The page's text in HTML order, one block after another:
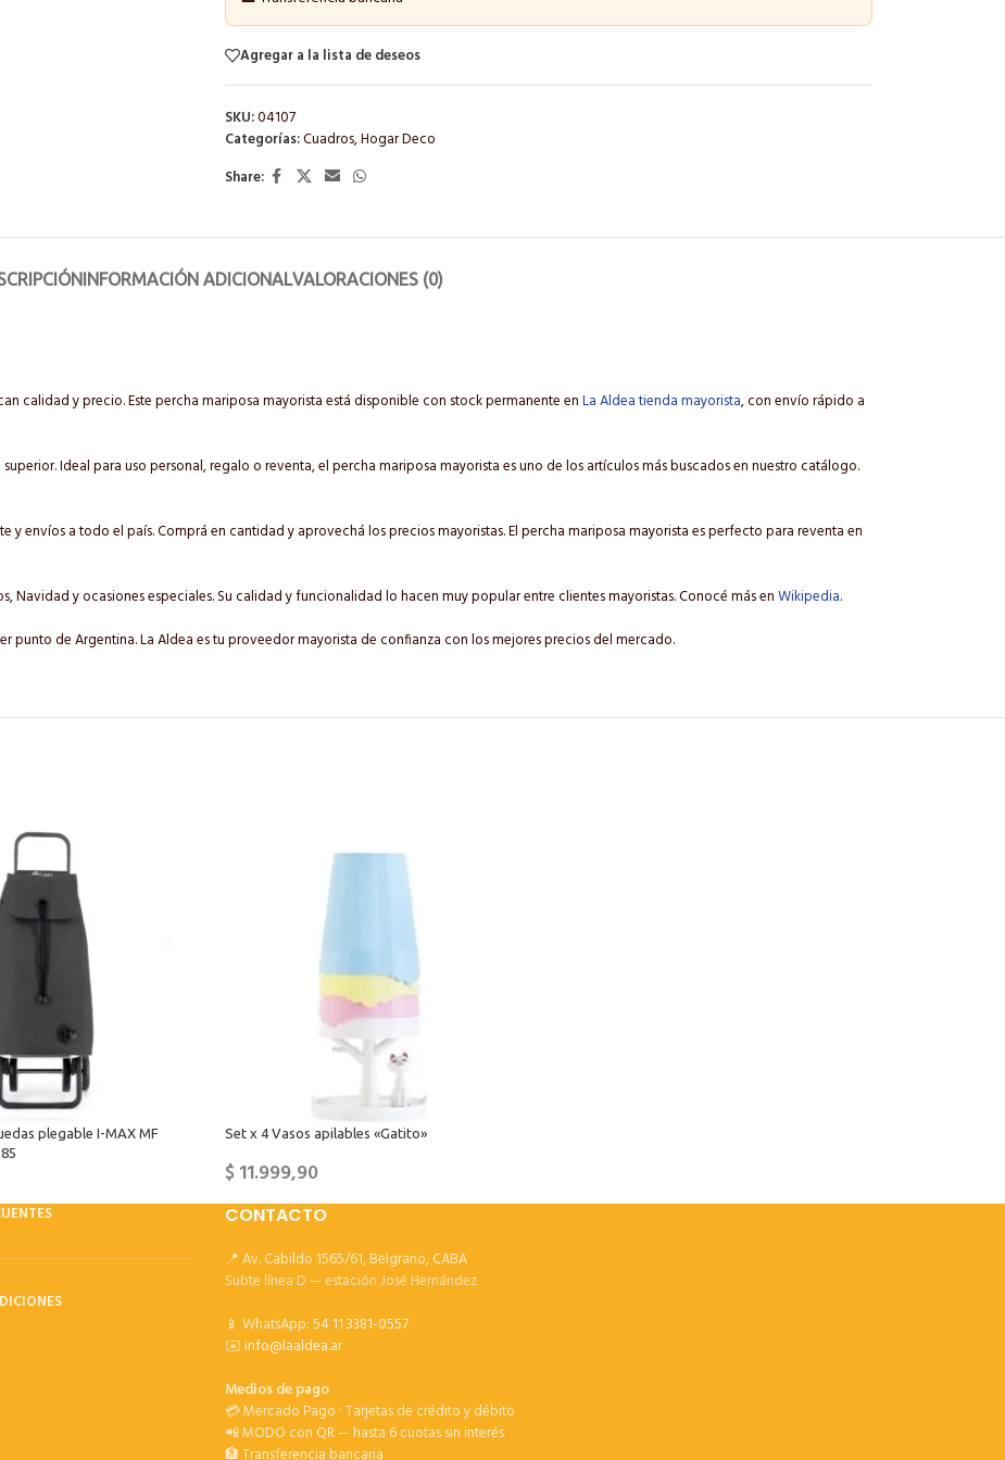
Agregar a la lista de deseos
SKU:04107
Categorías:Cuadros,Hogar Deco
Share:
INFORMACIÓN ADICIONALVALORACIONES (0)
calidad y precio. Este percha mariposa mayorista está disponible con stock permanente enLa Aldea tienda mayorista, con envío rápido a
Ideal para uso personal, regalo o reventa, el percha mariposa mayorista es uno de los artículos más buscados en nuestro catálogo.
envíos a todo el país. Comprá en cantidad y aprovechá los precios mayoristas. El percha mariposa mayorista es perfecto para reventa en
y ocasiones especiales. Su calidad y funcionalidad lo hacen muy popular entre clientes mayoristas. Conocé más enWikipedia.
de Argentina. La Aldea es tu proveedor mayorista de confianza con los mejores precios del mercado.
plegable I-MAX MF
Set x 4 Vasos apilables «Gatito»
$11.999,90
CONTACTO
📍 Av. Cabildo 1565/61, Belgrano, CABA
Subte línea D — estación José Hernández
📱 WhatsApp:54 11 3381-0557
✉️info@laaldea.ar
Medios de pago
💳 Mercado Pago · Tarjetas de crédito y débito
📲 MODO con QR — hasta 6 cuotas sin interés
🏦 Transferencia bancaria